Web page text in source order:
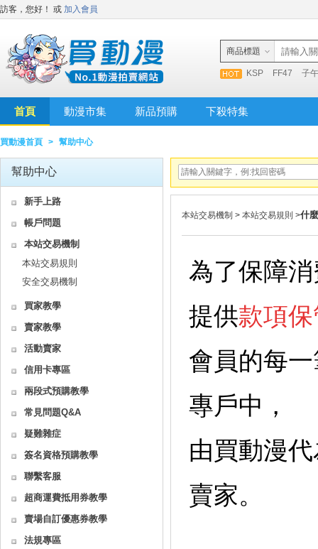
訪客，您好！ 或 加入會員
商品標題
KSP FF47 子
首頁 動漫市集 新品預購 下殺特集
買動漫首頁 > 幫助中心
幫助中心
新手上路
帳戶問題
本站交易機制
本站交易規則
安全交易機制
買家教學
賣家教學
活動賣家
信用卡專區
兩段式預購教學
常見問題Q&A
疑難雜症
簽名資格預購教學
聯繫客服
超商運費抵用券教學
賣場自訂優惠券教學
法規專區
本站交易機制 > 本站交易規則 >什
為了保障
提供款項
會員的每
專戶中，
由買動漫
賣家。